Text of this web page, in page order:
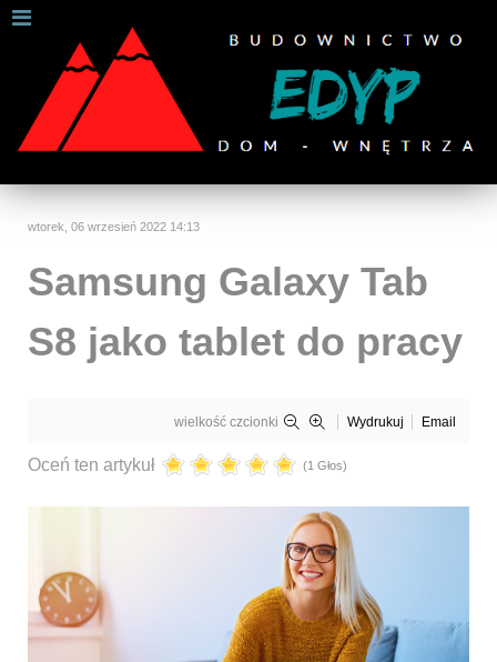
wtorek, 06 wrzesień 2022 14:13
Samsung Galaxy Tab
S8 jako tablet do pracy
wielkość czcionki Wydrukuj Email
Oceń ten artykuł (1 Głos)
W celu zapewnienia jak najlepszych usług online, ta
strona korzysta z plików cookies.
Jeśli korzystasz z naszej strony internetowej, wyrażasz zgodę na
używanie naszych plików cookies.Dalsze informacje
Rozumiem